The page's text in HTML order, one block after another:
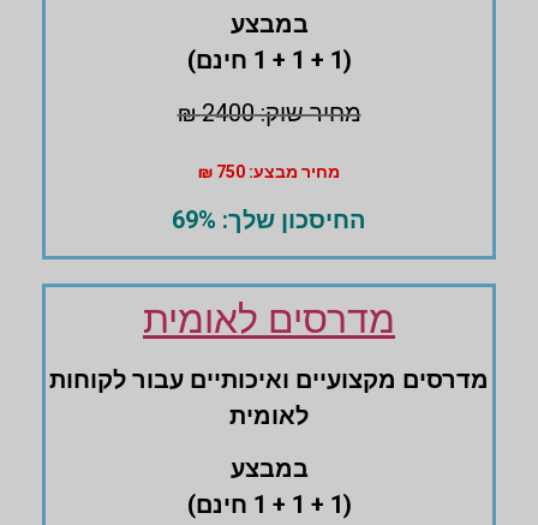
במבצע
(1 + 1 + 1 חינם)
מחיר שוק: 2400 ₪
מחיר מבצע: 750 ₪
החיסכון שלך: 69%
מדרסים לאומית
מדרסים ‏מקצועיים ואיכותיים עבור לקוחות
לאומית
במבצע
(1 + 1 + 1 חינם)